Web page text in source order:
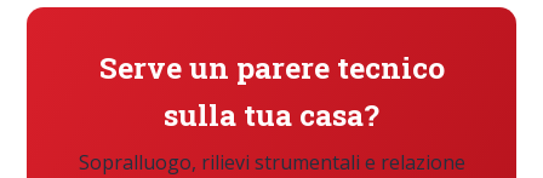
Serve un parere tecnico
sulla tua casa?
Sopralluogo, rilievi strumentali e relazione